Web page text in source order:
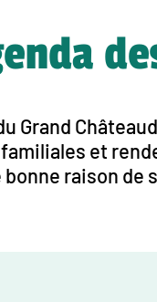
Grand
et
bonne raison